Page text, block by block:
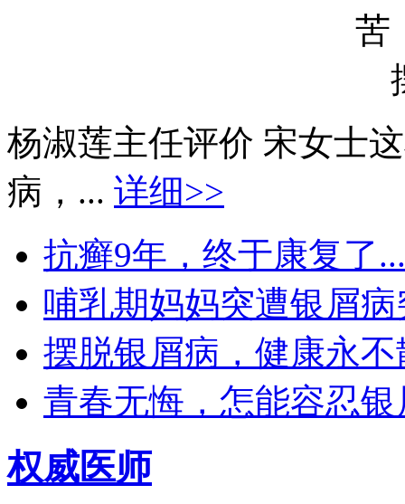
杨淑莲主任评价 宋女士
病，... 详细>>
抗癣9年，终于康复了...
哺乳期妈妈突遭银屑
摆脱银屑病，健康永不
青春无悔，怎能容忍
权威医师